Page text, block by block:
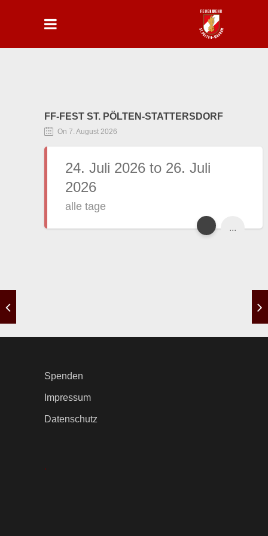
FF-FEST ST. PÖLTEN-STATTERSDORF
On 7. August 2026
24. Juli 2026 to 26. Juli
2026
alle tage
...
Spenden
Impressum
Datenschutz
.